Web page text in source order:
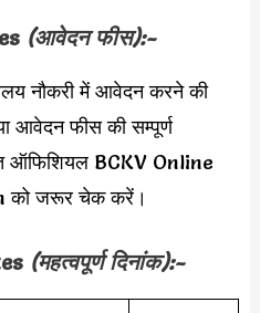
(आवेदन फीस):-
नौकरी में आवेदन करने की
आवेदन फीस की सम्पूर्ण
ऑफिशियल BCKV Online
जरूर चेक करें।
(महत्वपूर्ण दिनांक):-